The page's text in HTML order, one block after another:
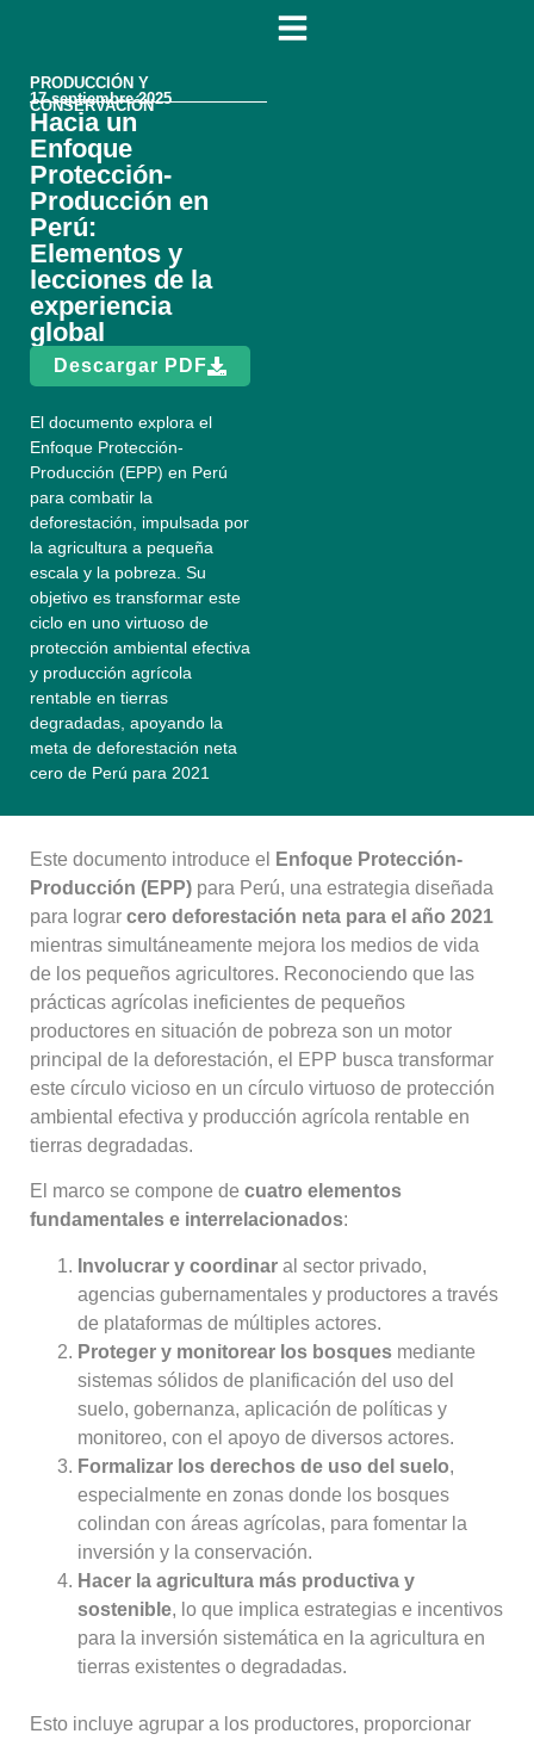
PRODUCCIÓN Y
CONSERVACIÓN
17 septiembre 2025
Hacia un
Enfoque
Protección-
Producción en
Perú:
Elementos y
lecciones de la
experiencia
global
Descargar PDF
El documento explora el
Enfoque Protección-
Producción (EPP) en Perú
para combatir la
deforestación, impulsada por
la agricultura a pequeña
escala y la pobreza. Su
objetivo es transformar este
ciclo en uno virtuoso de
protección ambiental efectiva
y producción agrícola
rentable en tierras
degradadas, apoyando la
meta de deforestación neta
cero de Perú para 2021
Este documento introduce el
Enfoque Protección-
Producción (EPP) para Perú, una estrategia diseñada
para lograr cero deforestación neta para el año 2021
mientras simultáneamente mejora los medios de vida
de los pequeños agricultores. Reconociendo que las
prácticas agrícolas ineficientes de pequeños
productores en situación de pobreza son un motor
principal de la deforestación, el EPP busca transformar
este círculo vicioso en un círculo virtuoso de protección
ambiental efectiva y producción agrícola rentable en
tierras degradadas.
El marco se compone de cuatro elementos
fundamentales e interrelacionados:
Involucrar y coordinar al sector privado,
agencias gubernamentales y productores a través
de plataformas de múltiples actores.
Proteger y monitorear los bosques mediante
sistemas sólidos de planificación del uso del
suelo, gobernanza, aplicación de políticas y
monitoreo, con el apoyo de diversos actores.
Formalizar los derechos de uso del suelo,
especialmente en zonas donde los bosques
colindan con áreas agrícolas, para fomentar la
inversión y la conservación.
Hacer la agricultura más productiva y
sostenible, lo que implica estrategias e incentivos
para la inversión sistemática en la agricultura en
tierras existentes o degradadas.
Esto incluye agrupar a los productores, proporcionar